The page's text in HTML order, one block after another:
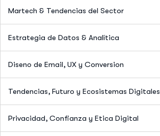
Martech & Tendencias del Sector
Estrategia de Datos & Analítica
Diseno de Email, UX y Conversion
Tendencias, Futuro y Ecosistemas Digitales
Privacidad, Confianza y Etica Digital